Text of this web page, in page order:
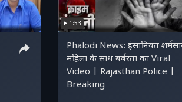
1:53
Phalodi News: इंसानियत
महिला के साथ बर्बरता का Viral
Video | Rajasthan Police |
Breaking